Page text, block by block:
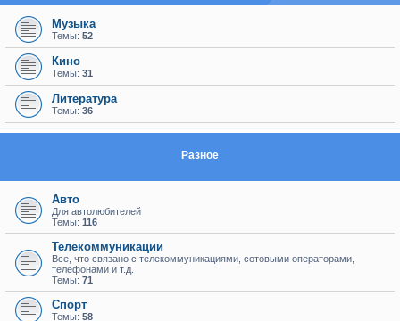
Музыка
Темы: 52
Кино
Темы: 31
Литература
Темы: 36
Разное
Авто
Для автолюбителей
Темы: 116
Телекоммуникации
Все, что связано с телекоммуникациями, сотовыми операторами,
телефонами и т.д.
Темы: 71
Спорт
Темы: 58